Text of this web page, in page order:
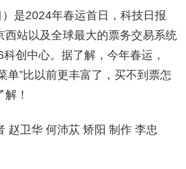
是2024年春运首日，科技日报
西站以及全球最大的票务交易系统
创中心。据了解，今年春运，
单”比以前更丰富了，买不到票怎
！
赵卫华 何沛苁 矫阳 制作 李忠